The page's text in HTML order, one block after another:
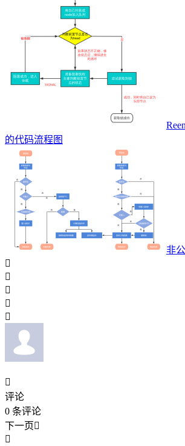
的代码流程图
非






评论
0 条评论
下一页
